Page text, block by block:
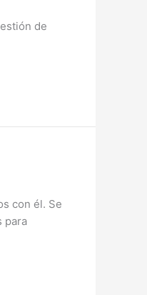
de
con él. Se
para